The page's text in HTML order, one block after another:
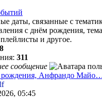
даты, связанные с
c днём рождения,
и другое.
311
сообщение
Анфрандо
05:45